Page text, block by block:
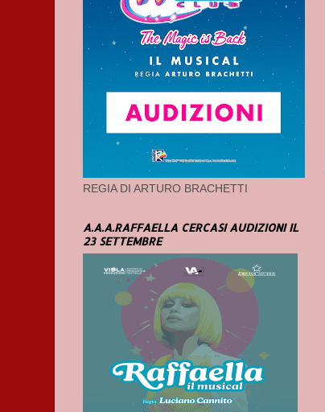
REGIA DI ARTURO BRACHETTI
A.A.A.RAFFAELLA CERCASI AUDIZIONI IL
23 SETTEMBRE